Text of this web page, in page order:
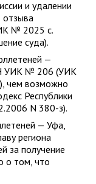
и удалении
отзыва
№ 2025 с.
суда).
—
УИК № 206 (УИК
чем возможно
Республики
N 380-з).
— Уфа,
региона
за получение
о том, что